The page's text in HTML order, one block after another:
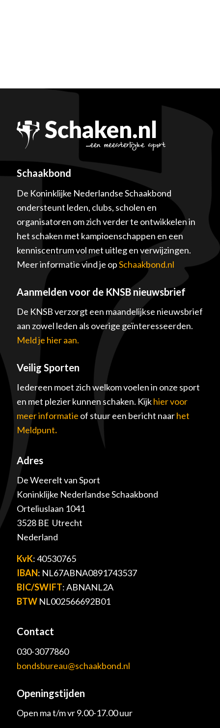
Schaakbond
De Koninklijke Nederlandse Schaakbond
ondersteunt leden, clubs, scholen en
organisatoren om zich verder te ontwikkelen in
het schaken met kampioenschappen en een
kenniscentrum vol met uitleg en verwijzingen.
Meer informatie vind je opSchaakbond.nl
Aanmelden voor de KNSB nieuwsbrief
De KNSB verzorgt een maandelijkse nieuwsbrief
aan zowel leden als overige geïnteresseerden.
Meld je hier aan.
Veilig Sporten
Iedereen moet zich welkom voelen in onze sport
en met plezier kunnen schaken. Kijkhier voor
meer informatie of stuur een bericht naarhet
Meldpunt.
Adres
De Weerelt van Sport
Koninklijke Nederlandse Schaakbond
Orteliuslaan 1041
3528 BE Utrecht
Nederland
KvK: 40530765
IBAN: NL67ABNA0891743537
BIC/SWIFT: ABNANL2A
BTWNL002566692B01
Contact
030-3077860
bondsbureau@schaakbond.nl
Openingstijden
Open ma t/m vr 9.00-17.00 uur